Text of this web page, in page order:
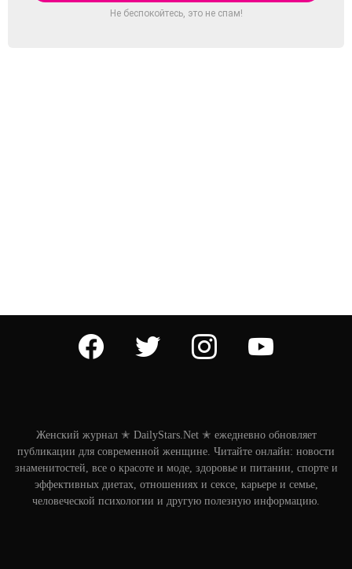
Не беспокойтесь, это не спам!
facebook twitter instagram
Женский журнал ✭ DailyStars.Net ✭ ежедневно обновляет
публикации для современной женщине. Читайте онлайн: новости
знаменитостей, все о красоте и моде, здоровье и питании, спорте и
эффективных диетах, отношениях и сексе, карьере и семье,
человеческой психологии и другую полезную информацию.